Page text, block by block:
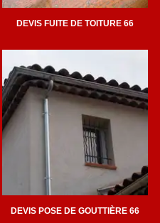
DEVIS FUITE DE TOITURE 66
DEVIS POSE DE GOUTTIÈRE 66